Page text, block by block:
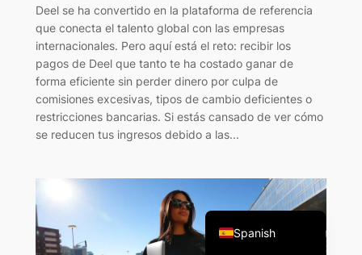
Deel se ha convertido en la plataforma de referencia
que conecta el talento global con las empresas
internacionales. Pero aquí está el reto: recibir los
pagos de Deel que tanto te ha costado ganar de
forma eficiente sin perder dinero por culpa de
comisiones excesivas, tipos de cambio deficientes o
restricciones bancarias. Si estás cansado de ver cómo
se reducen tus ingresos debido a las...
Spanish
English
Portuguese